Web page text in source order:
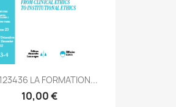
LA FORMATION...
10,00 €